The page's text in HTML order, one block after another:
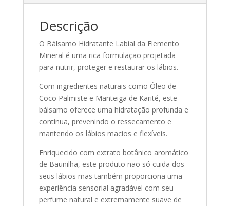
Descrição
O Bálsamo Hidratante Labial da Elemento
Mineral é uma rica formulação projetada
para nutrir, proteger e restaurar os lábios.
Com ingredientes naturais como Óleo de
Coco Palmiste e Manteiga de Karité, este
bálsamo oferece uma hidratação profunda e
contínua, prevenindo o ressecamento e
mantendo os lábios macios e flexíveis.
Enriquecido com extrato botânico aromático
de Baunilha, este produto não só cuida dos
seus lábios mas também proporciona uma
experiência sensorial agradável com seu
perfume natural e extremamente suave de